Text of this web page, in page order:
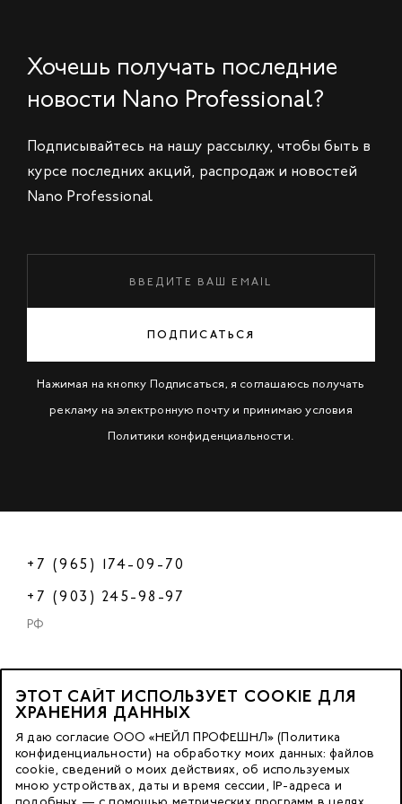
Хочешь получать последние
новости Nano Professional?
Подписывайтесь на нашу рассылку, чтобы быть в
курсе последних акций, распродаж и новостей
Nano Professional
ПОДПИСАТЬСЯ
Нажимая на кнопку Подписаться, я соглашаюсь получать
рекламу на электронную почту и принимаю условия
Политики конфиденциальности.
+7 (965) 174-09-70
+7 (903) 245-98-97
РФ
2023 © OOO «Нейл Профешнл».
Все права защищены.
Москва, м. Калужская,
ул. Бутлерова д. 17
ЭТОТ САЙТ ИСПОЛЬЗУЕТ COOKIE ДЛЯ
ХРАНЕНИЯ ДАННЫХ
Я даю согласие ООО «НЕЙЛ ПРОФЕШНЛ» (Политика
конфиденциальности) на обработку моих данных: файлов
cookie, сведений о моих действиях, об используемых
мною устройствах, даты и время сессии, IP-адреса и